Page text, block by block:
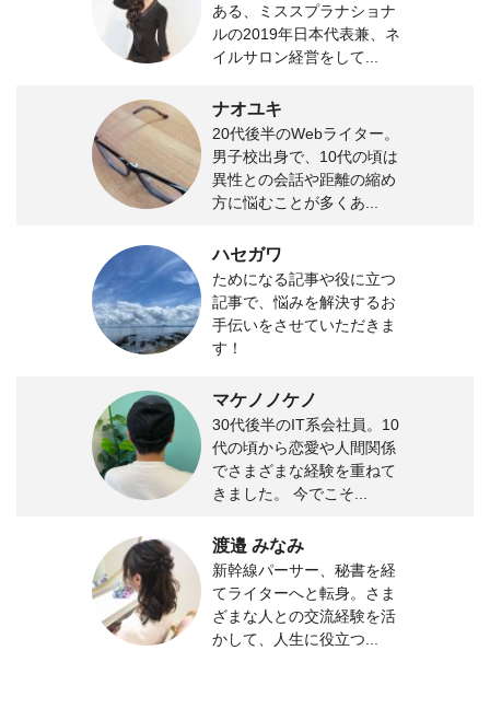
ある、ミススプラナショナ
ルの2019年日本代表兼、ネ
イルサロン経営をして...
ナオユキ
20代後半のWebライター。
男子校出身で、10代の頃は
異性との会話や距離の縮め
方に悩むことが多くあ...
ハセガワ
ためになる記事や役に立つ
記事で、悩みを解決するお
手伝いをさせていただきま
す！
マケノノケノ
30代後半のIT系会社員。10
代の頃から恋愛や人間関係
でさまざまな経験を重ねて
きました。 今でこそ...
渡邉 みなみ
新幹線パーサー、秘書を経
てライターへと転身。さま
ざまな人との交流経験を活
かして、人生に役立つ...